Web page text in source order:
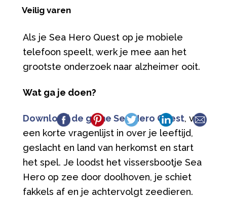
Veilig varen
Als je Sea Hero Questop je mobiele
telefoon speelt, werk je mee aan het
grootste onderzoek naar alzheimer ooit.
Wat ga je doen?
Download de game Sea Hero Quest, vul
een korte vragenlijst in over je leeftijd,
geslacht en land van herkomst en start
het spel. Je loodst het vissersbootje Sea
Hero op zee door doolhoven, je schiet
fakkels af en je achtervolgt zeedieren.